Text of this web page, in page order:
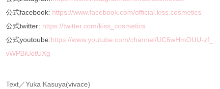
公式facebook: https://www.facebook.com/official.kiss.cosmetics
公式twitter: https://twitter.com/kiss_cosmetics
公式youtoube:https://www.youtube.com/channel/UC6wHmOUU-zf_
vWPBiUetUXg
Text／Yuka Kasuya(vivace)